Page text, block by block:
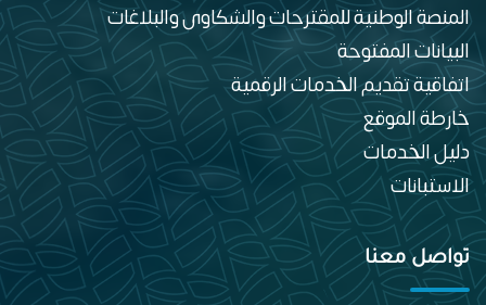
المنصة الوطنية للمقترحات والشكاوى والبلاغات
البيانات المفتوحة
اتفاقية تقديم الخدمات الرقمية
خارطة الموقع
دليل الخدمات
الاستبانات
تواصل معنا